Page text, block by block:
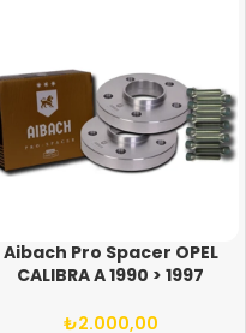
Aibach Pro Spacer OPEL
CALIBRA A 1990 > 1997
12X1.50 BİJON
₺2.000,00